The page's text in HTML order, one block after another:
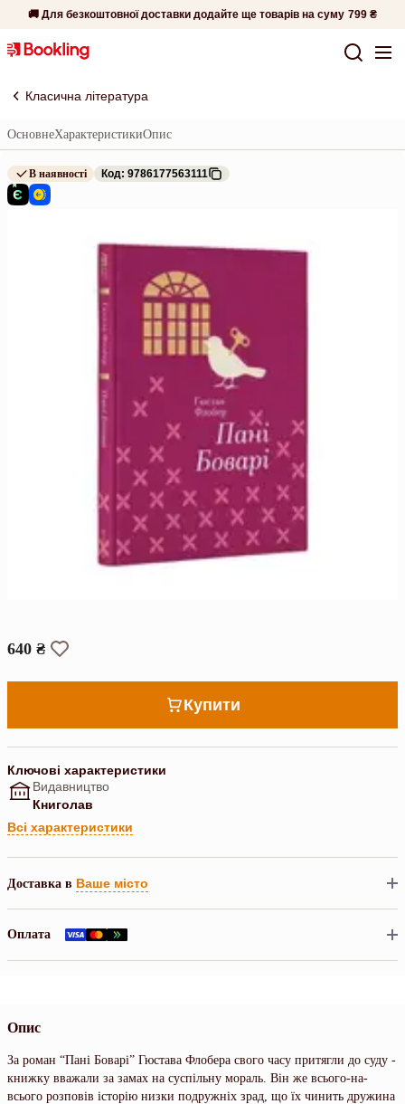
🚚 Для безкоштовної доставки додайте ще товарів на суму 799 ₴
Класична література
ОсновнеХарактеристикиОпис
В наявності Код: 9786177563111
640 ₴
Купити
Ключові характеристики
Видавництво
Книголав
Всі характеристики
Доставка в Ваше місто
Оплата
Опис
За роман “Пані Боварі” Гюстава Флобера свого часу притягли до суду -
книжку вважали за замах на суспільну мораль. Він же всього-на-
всього розповів історію низки подружніх зрад, що їх чинить дружина